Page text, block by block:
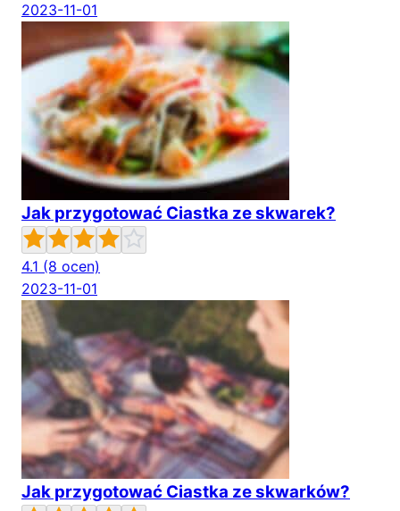
2023-11-01
Jak przygotować Ciastka ze skwarek?
4.1 (8 ocen)
2023-11-01
Jak przygotować Ciastka ze skwarków?